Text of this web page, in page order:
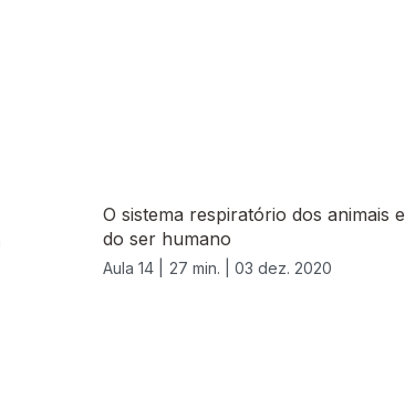
O sistema respiratório dos animais e
do ser humano
Aula 14 | 27 min. | 03 dez. 2020